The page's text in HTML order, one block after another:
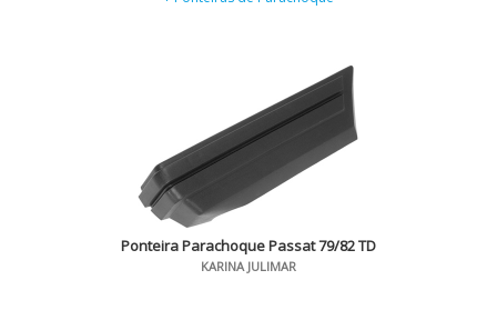
Ponteira Parachoque Passat 79/82 TD
KARINA JULIMAR